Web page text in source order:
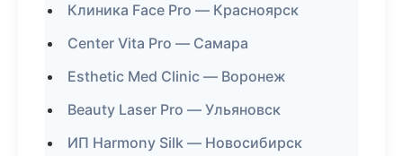
Клиника Face Pro — Красноярск
Center Vita Pro — Самара
Esthetic Med Clinic — Воронеж
Beauty Laser Pro — Ульяновск
ИП Harmony Silk — Новосибирск